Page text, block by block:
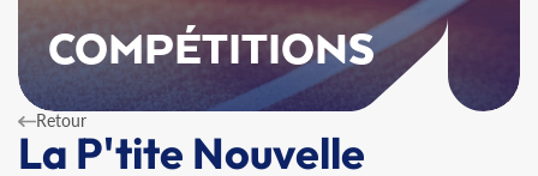
COMPÉTITIONS
Retour
La P'tite Nouvelle